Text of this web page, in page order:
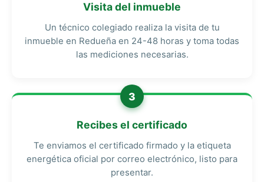
Visita del inmueble
Un técnico colegiado realiza la visita de tu
inmueble en Redueña en 24-48 horas y toma todas
las mediciones necesarias.
3
Recibes el certificado
Te enviamos el certificado firmado y la etiqueta
energética oficial por correo electrónico, listo para
presentar.